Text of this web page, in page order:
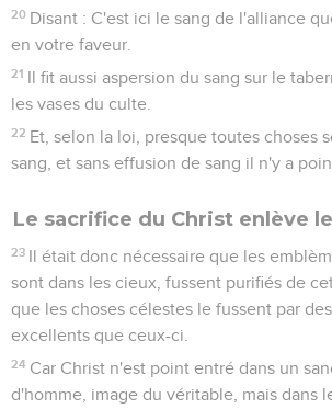
20 Disant : C'est ici le sang de l'alliance
en votre faveur.
21 Il fit aussi aspersion du sang sur le
les vases du culte.
22 Et, selon la loi, presque toutes choses
sang, et sans effusion de sang il n'y a
Le sacrifice du Christ enlève
23 Il était donc nécessaire que les
sont dans les cieux, fussent purifiés de
que les choses célestes le fussent par
excellents que ceux-ci.
24 Car Christ n'est point entré dans un
d'homme, image du véritable, mais dans